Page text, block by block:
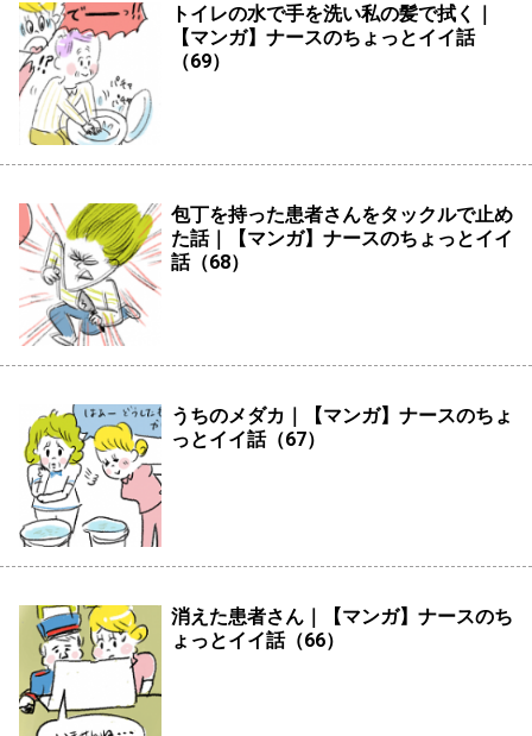
トイレの水で手を洗い私の髪で拭く｜
【マンガ】ナースのちょっとイイ話
（69）
包丁を持った患者さんをタックルで止め
た話｜【マンガ】ナースのちょっとイイ
話（68）
うちのメダカ｜【マンガ】ナースのちょ
っとイイ話（67）
消えた患者さん｜【マンガ】ナースのち
ょっとイイ話（66）